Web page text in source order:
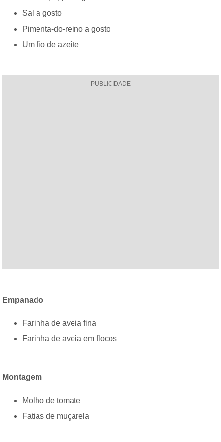
Sal a gosto
Pimenta-do-reino a gosto
Um fio de azeite
PUBLICIDADE
Empanado
Farinha de aveia fina
Farinha de aveia em flocos
Montagem
Molho de tomate
Fatias de muçarela